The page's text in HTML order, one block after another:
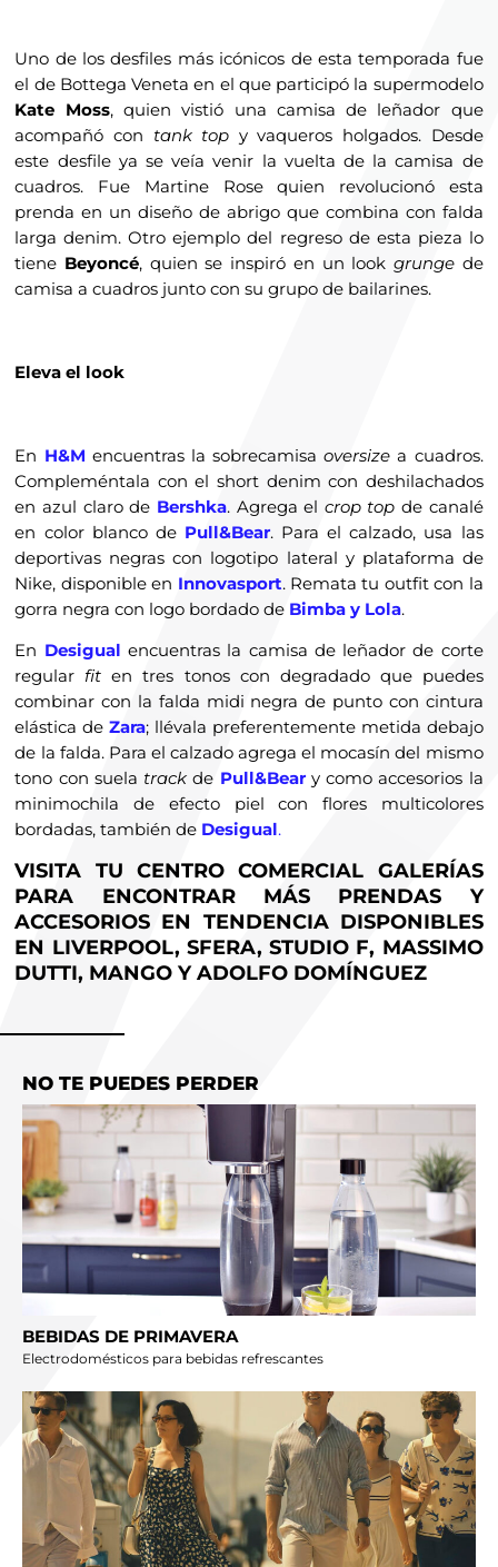
Uno de los desfiles más icónicos de esta temporada fue
el de Bottega Veneta en el que participó la supermodelo
Kate Moss, quien vistió una camisa de leñador que
acompañó con tank top y vaqueros holgados. Desde
este desfile ya se veía venir la vuelta de la camisa de
cuadros. Fue Martine Rose quien revolucionó esta
prenda en un diseño de abrigo que combina con falda
larga denim. Otro ejemplo del regreso de esta pieza lo
tiene Beyoncé, quien se inspiró en un look grungede
camisa a cuadros junto con su grupo de bailarines.
Eleva el look
En H&M encuentras la sobrecamisa oversize a cuadros.
Compleméntala con el short denim con deshilachados
en azul claro de Bershka. Agrega el crop top de canalé
en color blanco de Pull&Bear. Para el calzado, usa las
deportivas negras con logotipo lateral y plataforma de
Nike, disponible en Innovasport. Remata tu outfit con la
gorra negra con logo bordado de Bimba y Lola.
En Desigual encuentras la camisa de leñador de corte
regular fit en tres tonos con degradado que puedes
combinar con la falda midi negra de punto con cintura
elástica deZara; llévala preferentemente metida debajo
de la falda. Para el calzado agrega el mocasín del mismo
tono con suela track de Pull&Beary como accesorios la
minimochila de efecto piel con flores multicolores
bordadas, también de Desigual.
VISITA TU CENTRO COMERCIAL GALERÍAS
PARA ENCONTRAR MÁS PRENDAS Y
ACCESORIOS EN TENDENCIA DISPONIBLES
EN LIVERPOOL, SFERA, STUDIO F, MASSIMO
DUTTI, MANGO Y ADOLFO DOMÍNGUEZ
NO TE PUEDES PERDER
BEBIDAS DE PRIMAVERA
Electrodomésticos para bebidas refrescantes